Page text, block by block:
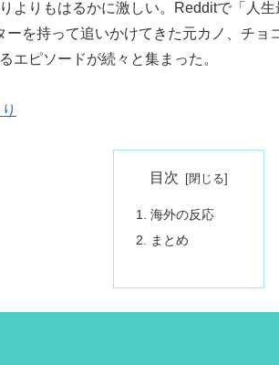
よりもはるかに激しい。Redditで「人
ーを持って追いかけてきた元カノ、チョ
エピソードが続々と集まった。
目次
海外の反応
まとめ